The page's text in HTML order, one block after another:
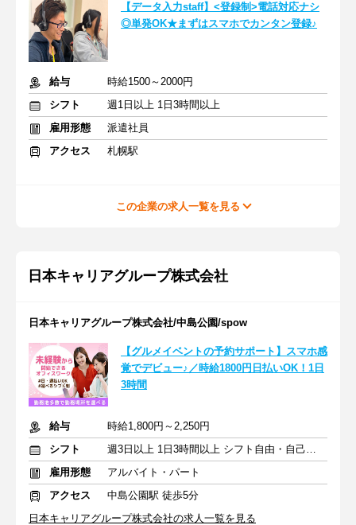
【データ入力staff】<登録制>電話対応ナシ
◎単発OK★まずはスマホでカンタン登録♪
給与
時給1500～2000円
シフト
週1日以上 1日3時間以上
雇用形態
派遣社員
アクセス
札幌駅
この企業の求人一覧を見る
日本キャリアグループ株式会社
日本キャリアグループ株式会社/中島公園/spow
【グルメイベントの予約サポート】スマホ感
覚でデビュー♪／時給1800円日払いOK！1日
3時間
給与
時給1,800円～2,250円
シフト
週3日以上 1日3時間以上 シフト自由・自己申告
雇用形態
アルバイト・パート
アクセス
中島公園駅 徒歩5分
日本キャリアグループ株式会社の求人一覧を見る